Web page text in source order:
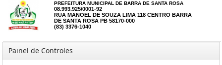
PREFEITURA MUNICIPAL DE BARRA DE SANTA ROSA
08.993.925/0001-92
RUA MANOEL DE SOUZA LIMA 118 CENTRO BARRA
DE SANTA ROSA PB 58170-000
(83) 3376-1040
Painel de Controles